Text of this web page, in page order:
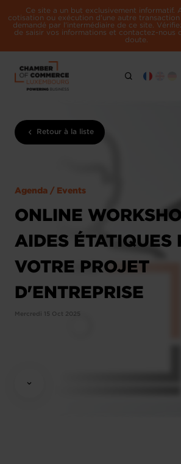
Ce site a un but exclusivement informatif.
cotisation ou exécution d'une autre transaction
demandé par l'intermédiaire de ce site.
de saisir vos informations et contactez-nous
doute.
Retour à la liste
Agenda / Events
ONLINE
AIDES ÉTATIQUES
VOTRE PROJET
D'ENTREPRISE
Mercredi 15 Oct 2025